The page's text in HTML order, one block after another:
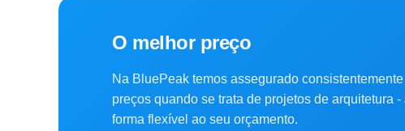
O melhor preço
Na BluePeak temos assegurado
preços quando se trata de projetos de arquitetura
forma flexível ao seu orçamento.